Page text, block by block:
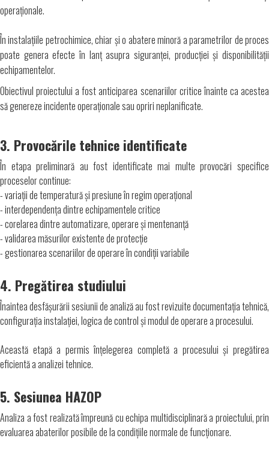
operaționale.
În instalațiile petrochimice, chiar și o abatere minoră a parametrilor de proces
poate genera efecte în lanț asupra siguranței, producției și disponibilității
echipamentelor.
Obiectivul proiectului a fost anticiparea scenariilor critice înainte ca acestea
să genereze incidente operaționale sau opriri neplanificate.
3. Provocările tehnice identificate
În etapa preliminară au fost identificate mai multe provocări specifice
proceselor continue:
- variații de temperatură și presiune în regim operațional
- interdependența dintre echipamentele critice
- corelarea dintre automatizare, operare și mentenanță
- validarea măsurilor existente de protecție
- gestionarea scenariilor de operare în condiții variabile
4. Pregătirea studiului
Înaintea desfășurării sesiunii de analiză au fost revizuite documentația tehnică,
configurația instalației, logica de control și modul de operare a procesului.
Această etapă a permis înțelegerea completă a procesului și pregătirea
eficientă a analizei tehnice.
5. Sesiunea HAZOP
Analiza a fost realizată împreună cu echipa multidisciplinară a proiectului, prin
evaluarea abaterilor posibile de la condițiile normale de funcționare.